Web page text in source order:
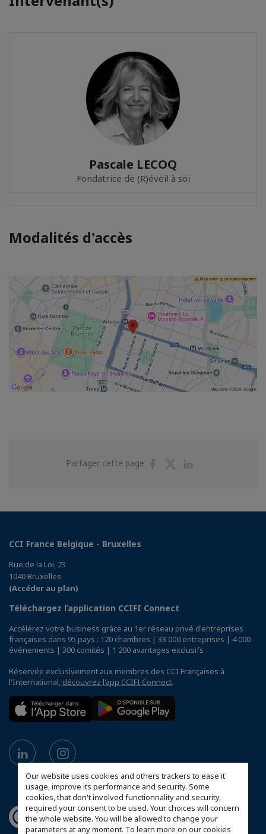
Our website uses cookies and others trackers to ease it
usage, improve its performance and security. Some
cookies, that don't involved functionnality and security,
required your consent to be used. Your choices will concern
the whole website. You will be allowed to change your
parameters at any moment. To learn more on our cookies
Pascale LECOQ
Fondatrice de (R)éveil à soi
Modalités d'accès
Partager cette page
PartagerPartager
CCI France Belgique - Bruxelles
Rue de la Loi, 23
1040 Bruxelles
(Accéder au plan)
Téléchargez l’application CCIFI Connect
Accélérez votre business grâce au 1er réseau privé d'entreprises
françaises dans 95 pays : 120 chambres | 33 000 entreprises | 4 000
événements | 300 comités | 1 200 avantages exclusifs
Réservée exclusivement aux membres des CCI Françaises à
l'International, découvrez l'app CCIFI Connect.